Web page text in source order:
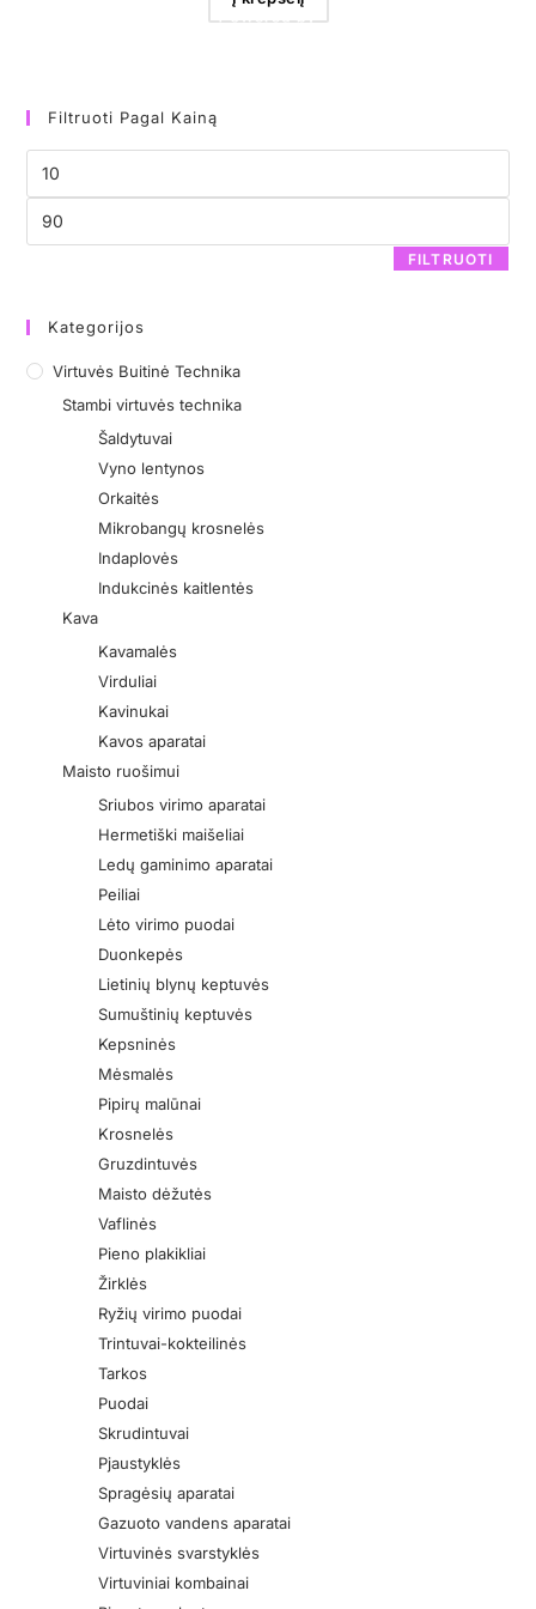
Filtruoti Pagal Kainą
FILTRUOTI
Kategorijos
Virtuvės Buitinė Technika
Stambi virtuvės technika
Šaldytuvai
Vyno lentynos
Orkaitės
Mikrobangų krosnelės
Indaplovės
Indukcinės kaitlentės
Kava
Kavamalės
Virduliai
Kavinukai
Kavos aparatai
Maisto ruošimui
Sriubos virimo aparatai
Hermetiški maišeliai
Ledų gaminimo aparatai
Peiliai
Lėto virimo puodai
Duonkepės
Lietinių blynų keptuvės
Sumuštinių keptuvės
Kepsninės
Mėsmalės
Pipirų malūnai
Krosnelės
Gruzdintuvės
Maisto dėžutės
Vaflinės
Pieno plakikliai
Žirklės
Ryžių virimo puodai
Trintuvai-kokteilinės
Tarkos
Puodai
Skrudintuvai
Pjaustyklės
Spragėsių aparatai
Gazuoto vandens aparatai
Virtuvinės svarstyklės
Virtuviniai kombainai